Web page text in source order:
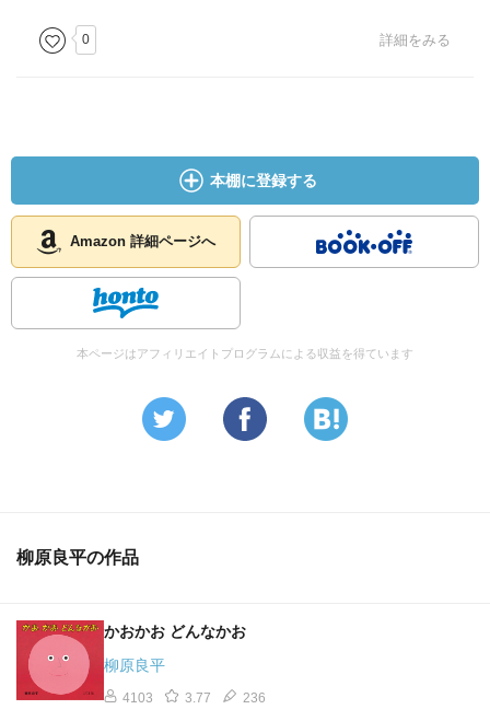
0 詳細をみる
本棚に登録する
Amazon 詳細ページへ
本ページはアフィリエイトプログラムによる収益を得ています
柳原良平の作品
かおかお どんなかお
柳原良平
4103 3.77 236